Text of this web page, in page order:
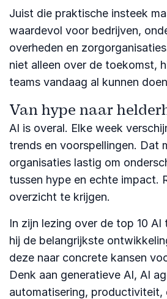
Juist die praktische insteek
waardevol voor bedrijven,
overheden en
niet alleen over de toekomst,
teams vandaag al kunnen
Van hype naar
AI is overal. Elke week
trends en voorspellingen. Dat
organisaties lastig om
tussen hype en echte impact.
overzicht te krijgen.
In zijn lezing over de top 10
hij de belangrijkste
deze naar concrete kansen
Denk aan generatieve AI, AI
automatisering,